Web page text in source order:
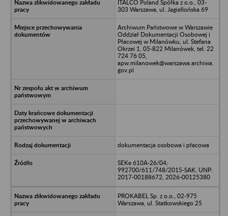
ITALCO Poland Spółka z o.o., 03-
303 Warszawa, ul. Jagiellońska 69
Archiwum Państwowe w Warszawie
Oddział Dokumentacji Osobowej i
Płacowej w Milanówku, ul. Stefana
Okrzei 1, 05-822 Milanówek, tel. 22
724 76 05,
apw.milanowek@warszawa.archiwa.
gov.pl
dokumentacja osobowa i płacowa
SEKe 610A-26/04;
992700/611/748/2015-SAK, UNP:
2017-00188672, 2026-00125380
PROKABEL Sp. z o.o., 02-975
Warszawa, ul. Statkowskiego 25